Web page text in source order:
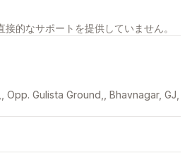
的なサポートを提供していません。
Gulista Ground,, Bhavnagar, GJ,